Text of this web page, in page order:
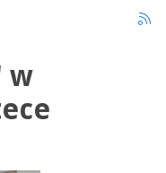
w